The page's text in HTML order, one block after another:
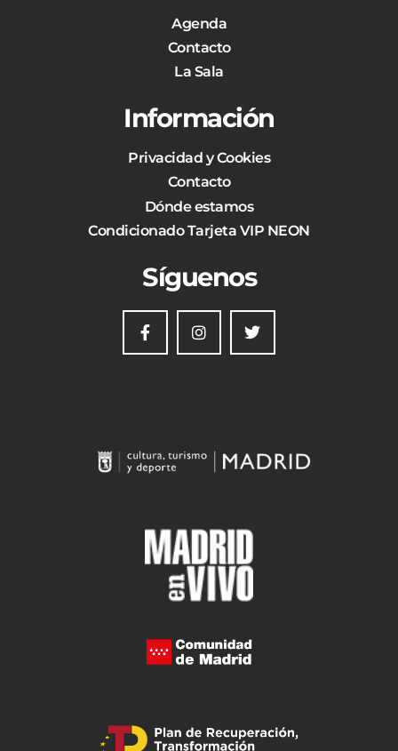
Agenda
Contacto
La Sala
Información
Privacidad y Cookies
Contacto
Dónde estamos
Condicionado Tarjeta VIP NEON
Síguenos